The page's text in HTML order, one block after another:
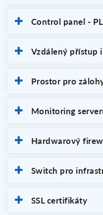
Control panel -
Vzdálený přístup
Prostor pro
Monitoring
Hardwarový
Switch pro
SSL certifikáty